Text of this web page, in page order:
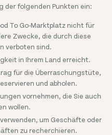
der folgenden Punkten ein:
To Go-Marktplatz nicht für
Zwecke, die durch diese
verboten sind.
in Ihrem Land erreicht.
für die Überraschungstüte,
und abholen.
vornehmen, die Sie auch
wollen.
um Geschäfte oder
zu recherchieren.